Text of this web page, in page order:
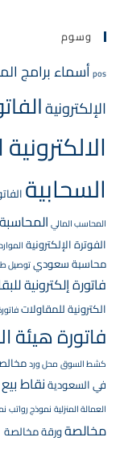
وسوم
posأسماء برامج
الإلكترونية
السحابية
المحاسب المالي
الفوترة الإلكترونية
محاسبة سعوديتوصيل
فاتورة إلكترونية
الكترونية للمقاولات
فاتورة هيئة
كشط السوق محل ورد
في السعوديةنقاط بيع
العمالة المنزلية نموذج رواتب
مخالصةورقة مخالصة